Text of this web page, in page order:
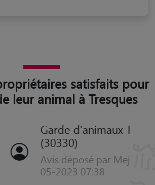
satisfaits pour
leur animal à Tresques
d'animaux Tresques
déposé par Mejean le 21-
2023 07:38